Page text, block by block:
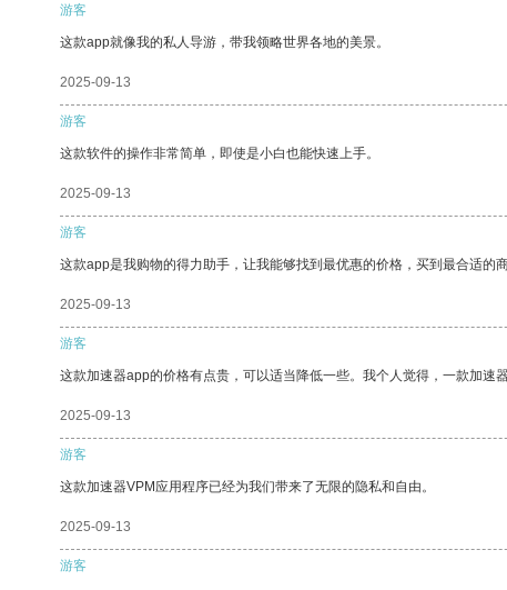
游客
这款app就像我的私人导游，带我领略世界各地的美景。
2025-09-13
游客
这款软件的操作非常简单，即使是小白也能快速上手。
2025-09-13
游客
这款app是我购物的得力助手，让我能够找到最优惠的价格，买到最合适的商
2025-09-13
游客
这款加速器app的价格有点贵，可以适当降低一些。我个人觉得，一款加速
2025-09-13
游客
这款加速器VPM应用程序已经为我们带来了无限的隐私和自由。
2025-09-13
游客